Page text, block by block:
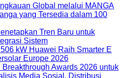
Global melalui MANGA
yang Tersedia dalam 100
Tren Baru untuk
Sistem
kW Huawei Raih Smarter E
Europe 2026
Awards 2026 untuk
Media Sosial, Distribusi